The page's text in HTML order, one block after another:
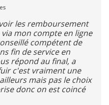
les remboursement
mon compte en ligne
compétent de
fin de service en
répond au final, a
c'est vraiment une
mais pas le choix
donc on est coincé